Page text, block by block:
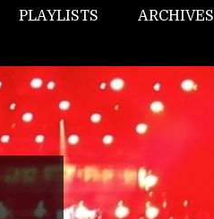
PLAYLISTS ARCHIVES